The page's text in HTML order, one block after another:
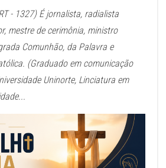
- 1327) É jornalista, radialista
mestre de cerimônia, ministro
Comunhão, da Palavra e
(Graduado em comunicação
Uninorte, Linciatura em